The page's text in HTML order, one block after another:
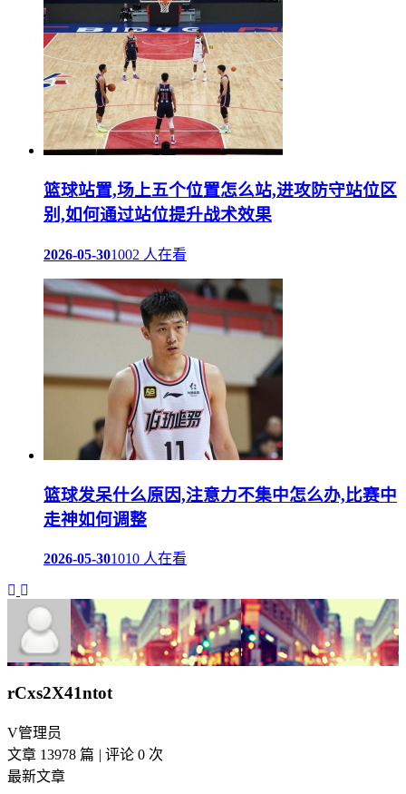
篮球站置,场上五个位置怎么站,进攻防守站位区
别,如何通过站位提升战术效果
2026-05-301002 人在看
篮球发呆什么原因,注意力不集中怎么办,比赛中
走神如何调整
2026-05-301010 人在看
rCxs2X41ntot
V管理员
文章 13978 篇 | 评论 0 次
最新文章